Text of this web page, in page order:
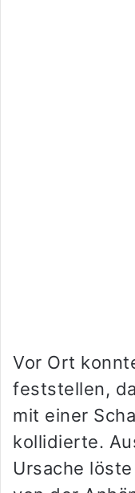
Vor Ort
feststellen,
mit einer
kollidierte.
Ursache